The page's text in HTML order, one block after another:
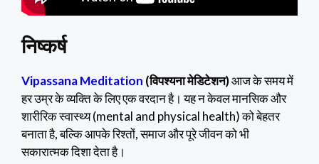
निष्कर्ष
Vipassana Meditation (विपश्यना मेडिटेशन)आज के समय में
हर उम्र के व्यक्ति के लिए एक वरदान है। यह न केवल मानसिक और
शारीरिक स्वास्थ्य (mental and physical health) को बेहतर
बनाता है, बल्कि आपके रिश्तों, समाज और पूरे जीवन को भी
सकारात्मक दिशा देता है।